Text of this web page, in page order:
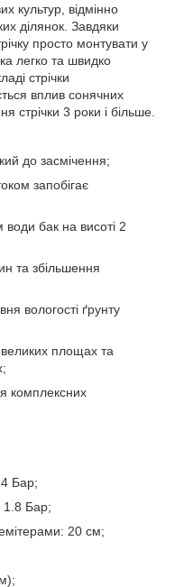
культур, відмінно
ділянок. Завдяки
просто монтувати у
легко та швидко
стрічки
вплив сонячних
стрічки 3 роки і більше.
до засмічення;
запобігає
бак на висоті 2
та збільшення
вологості ґрунту
площах та
комплексних
Бар;
1.8 Бар;
20 см;